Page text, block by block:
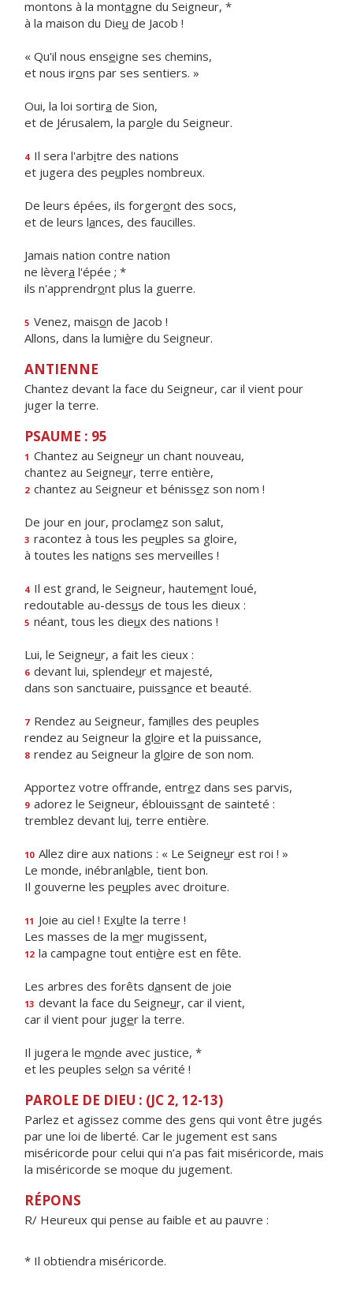
montons à la montagne du Seigneur, *
à la maison du Dieu de Jacob !
« Qu'il nous enseigne ses chemins,
et nous irons par ses sentiers. »
Oui, la loi sortira de Sion,
et de Jérusalem, la parole du Seigneur.
4 Il sera l'arbitre des nations
et jugera des peuples nombreux.
De leurs épées, ils forgeront des socs,
et de leurs lances, des faucilles.
Jamais nation contre nation
ne lèvera l'épée ; *
ils n'apprendront plus la guerre.
5 Venez, maison de Jacob !
Allons, dans la lumière du Seigneur.
ANTIENNE
Chantez devant la face du Seigneur, car il vient pour
juger la terre.
PSAUME : 95
1 Chantez au Seigneur un chant nouveau,
chantez au Seigneur, terre entière,
2 chantez au Seigneur et bénissez son nom !
De jour en jour, proclamez son salut,
3 racontez à tous les peuples sa gloire,
à toutes les nations ses merveilles !
4 Il est grand, le Seigneur, hautement loué,
redoutable au-dessus de tous les dieux :
5 néant, tous les dieux des nations !
Lui, le Seigneur, a fait les cieux :
6 devant lui, splendeur et majesté,
dans son sanctuaire, puissance et beauté.
7 Rendez au Seigneur, familles des peuples
rendez au Seigneur la gloire et la puissance,
8 rendez au Seigneur la gloire de son nom.
Apportez votre offrande, entrez dans ses parvis,
9 adorez le Seigneur, éblouissant de sainteté :
tremblez devant lui, terre entière.
10 Allez dire aux nations : « Le Seigneur est roi ! »
Le monde, inébranlable, tient bon.
Il gouverne les peuples avec droiture.
11 Joie au ciel ! Exulte la terre !
Les masses de la mer mugissent,
12 la campagne tout entière est en fête.
Les arbres des forêts dansent de joie
13 devant la face du Seigneur, car il vient,
car il vient pour juger la terre.
Il jugera le monde avec justice, *
et les peuples selon sa vérité !
PAROLE DE DIEU : (JC 2, 12-13)
Parlez et agissez comme des gens qui vont être jugés
par une loi de liberté. Car le jugement est sans
miséricorde pour celui qui n’a pas fait miséricorde, mais
la miséricorde se moque du jugement.
RÉPONS
R/ Heureux qui pense au faible et au pauvre :
* Il obtiendra miséricorde.